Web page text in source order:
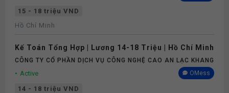
15 - 18 triệu VND
Hồ Chí Minh
Kế Toán Tổng Hợp | Lương 14-18 Triệu | Hồ Chí Minh
CÔNG TY CỔ PHẦN DỊCH VỤ CÔNG NGHỆ CAO AN LẠC KHANG
Active OMess
14 - 18 triệu VND